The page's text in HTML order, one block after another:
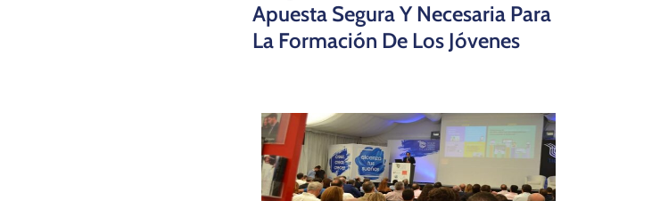
Apuesta Segura Y Necesaria Para
La Formación De Los Jóvenes